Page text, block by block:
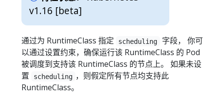
v1.16 [beta]
通过为 RuntimeClass 指定 scheduling
字段， 你可
以通过设置约束，确保运行该 RuntimeClass 的 Pod
被调度到支持该 RuntimeClass 的节点上。 如果未设
置
scheduling ，则假定所有节点均支持此
RuntimeClass。